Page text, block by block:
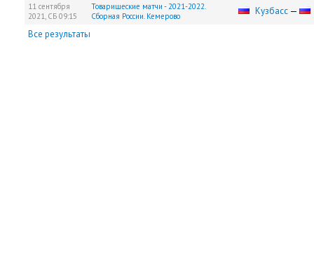
11 сентября
2021, СБ 09:15
Товарищеские матчи - 2021-2022.
Сборная России. Кемерово
Кузбасс —
Все результаты